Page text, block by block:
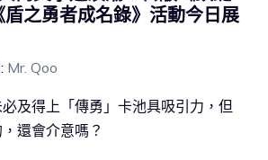
之勇者成名錄》活動今日展
Mr. Qoo
及得上「傳勇」卡池具吸引力，但
還會介意嗎？